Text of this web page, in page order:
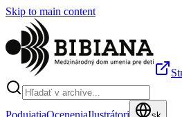
Skip to main content
PodujatiaOceneniaIlustrátori